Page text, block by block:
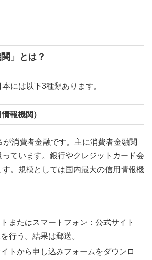
関」とは？
には以下3種類あります。
報機関）
が消費者金融です。主に消費者金融関
ています。銀行やクレジットカード会
。規模としては国内最大の信用情報機
またはスマートフォン：公式サイト
行う。結果は郵送。
トから申し込みフォームをダウンロ